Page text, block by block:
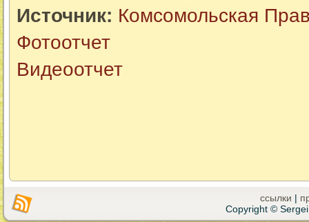
Источник: Комсомольская
Фотоотчет
Видеоотчет
ссылки |
Copyright ©